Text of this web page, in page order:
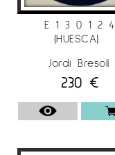
E 1 3 0 1 2 4
(HUESCA)
Jordi Bresolí
230 €